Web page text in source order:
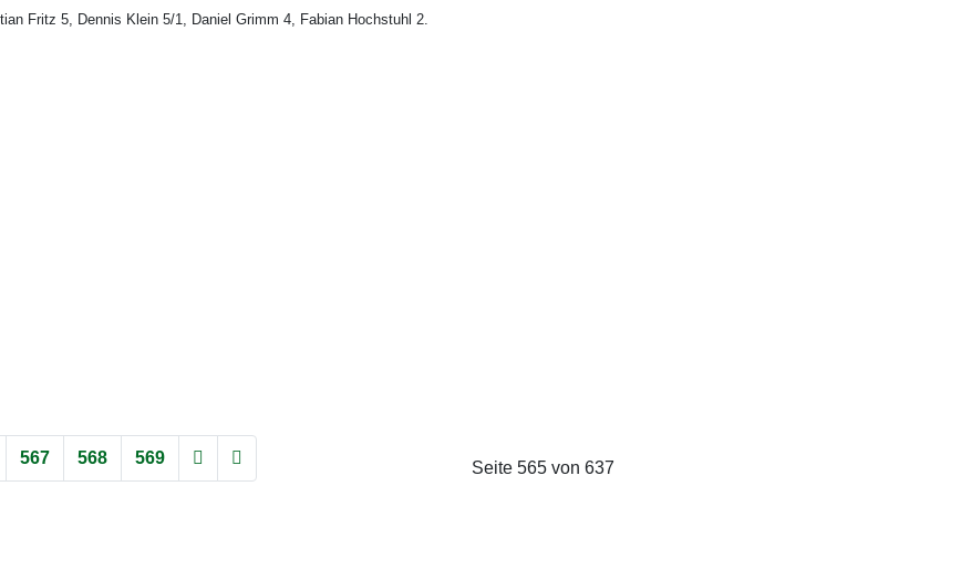
Fritz 5, Dennis Klein 5/1, Daniel Grimm 4, Fabian Hochstuhl 2.
Seite 565 von 637
567 568 569